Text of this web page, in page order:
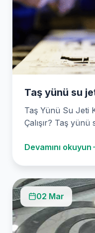
Taş yünü su
Taş Yünü Su Jeti
Çalışır? Taş
Devamını okuyun
02 Mar